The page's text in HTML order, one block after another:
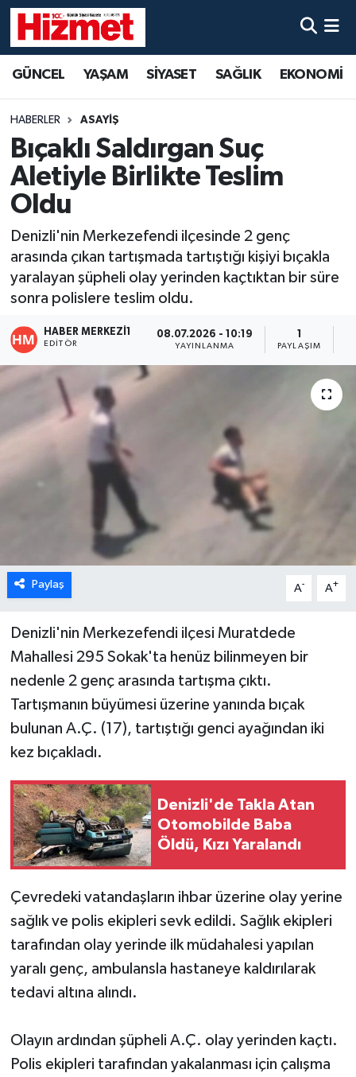
GÜNCEL YAŞAM SİYASET SAĞLIK EKONOMİ
HABERLER ASAYİŞ
Bıçaklı Saldırgan Suç
Aletiyle Birlikte Teslim
Oldu
Denizli'nin Merkezefendi ilçesinde 2 genç
arasında çıkan tartışmada tartıştığı kişiyi bıçakla
yaralayan şüpheli olay yerinden kaçtıktan bir süre
sonra polislere teslim oldu.
HABER MERKEZI1
EDITÖR
08.07.2026 - 10:19
YAYINLANMA
1
PAYLAŞIM
Paylaş A- A+
Denizli'nin Merkezefendi ilçesi Muratdede
Mahallesi 295 Sokak'ta henüz bilinmeyen bir
nedenle 2 genç arasında tartışma çıktı.
Tartışmanın büyümesi üzerine yanında bıçak
bulunan A.Ç. (17), tartıştığı genci ayağından iki
kez bıçakladı.
Denizli'de Takla Atan
Otomobilde Baba
Öldü, Kızı Yaralandı
Çevredeki vatandaşların ihbar üzerine olay yerine
sağlık ve polis ekipleri sevk edildi. Sağlık ekipleri
tarafından olay yerinde ilk müdahalesi yapılan
yaralı genç, ambulansla hastaneye kaldırılarak
tedavi altına alındı.
Olayın ardından şüpheli A.Ç. olay yerinden kaçtı.
Polis ekipleri tarafından yakalanması için çalışma
YAŞAM
SİYASET
SAĞLIK
KÜLTÜR SANAT
SPOR
MAGAZİN
ÖZEL HABER
RESMİ REKLAM
Denizli Hava Durumu
Denizli Trafik Yoğunluk Haritası
Süper Lig Puan Durumu ve Fikstür
Son Dakika Haberleri
Haber Arşivi